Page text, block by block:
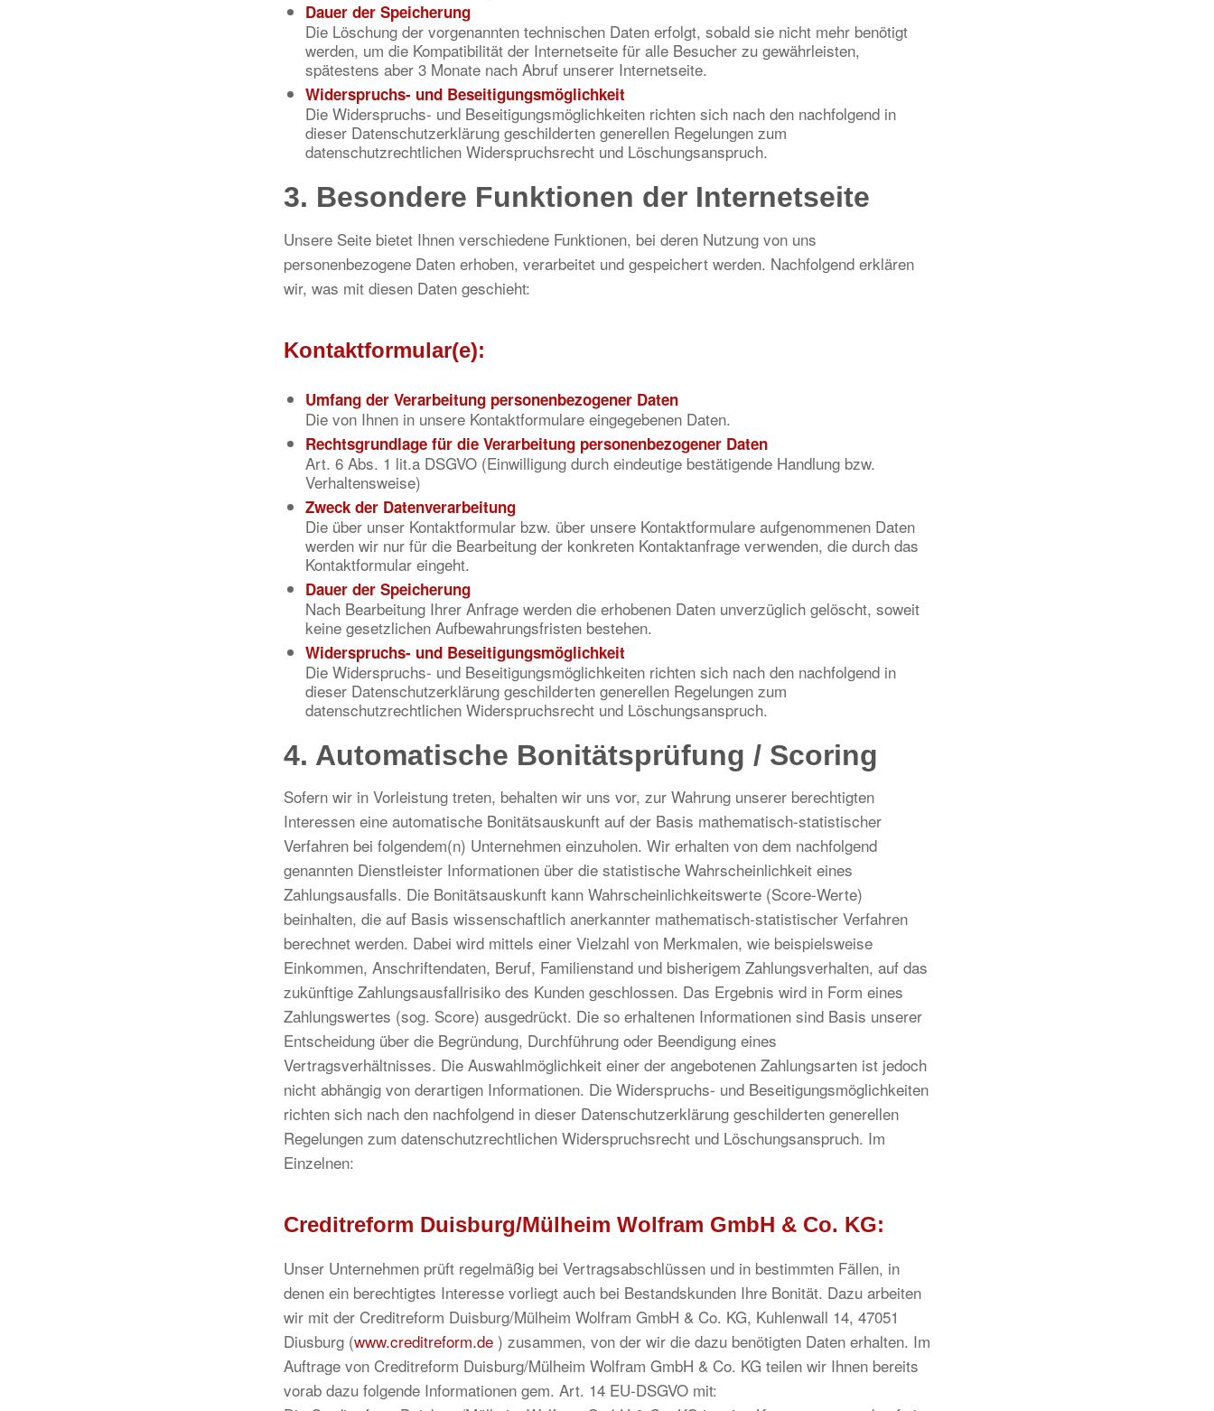
Dauer der Speicherung
Die Löschung der vorgenannten technischen Daten erfolgt, sobald sie nicht mehr benötigt
werden, um die Kompatibilität der Internetseite für alle Besucher zu gewährleisten,
spätestens aber 3 Monate nach Abruf unserer Internetseite.
Widerspruchs- und Beseitigungsmöglichkeit
Die Widerspruchs- und Beseitigungsmöglichkeiten richten sich nach den nachfolgend in
dieser Datenschutzerklärung geschilderten generellen Regelungen zum
datenschutzrechtlichen Widerspruchsrecht und Löschungsanspruch.
3. Besondere Funktionen der Internetseite
Unsere Seite bietet Ihnen verschiedene Funktionen, bei deren Nutzung von uns
personenbezogene Daten erhoben, verarbeitet und gespeichert werden. Nachfolgend erklären
wir, was mit diesen Daten geschieht:
Kontaktformular(e):
Umfang der Verarbeitung personenbezogener Daten
Die von Ihnen in unsere Kontaktformulare eingegebenen Daten.
Rechtsgrundlage für die Verarbeitung personenbezogener Daten
Art. 6 Abs. 1 lit.a DSGVO (Einwilligung durch eindeutige bestätigende Handlung bzw.
Verhaltensweise)
Zweck der Datenverarbeitung
Die über unser Kontaktformular bzw. über unsere Kontaktformulare aufgenommenen Daten
werden wir nur für die Bearbeitung der konkreten Kontaktanfrage verwenden, die durch das
Kontaktformular eingeht.
Dauer der Speicherung
Nach Bearbeitung Ihrer Anfrage werden die erhobenen Daten unverzüglich gelöscht, soweit
keine gesetzlichen Aufbewahrungsfristen bestehen.
Widerspruchs- und Beseitigungsmöglichkeit
Die Widerspruchs- und Beseitigungsmöglichkeiten richten sich nach den nachfolgend in
dieser Datenschutzerklärung geschilderten generellen Regelungen zum
datenschutzrechtlichen Widerspruchsrecht und Löschungsanspruch.
4. Automatische Bonitätsprüfung / Scoring
Sofern wir in Vorleistung treten, behalten wir uns vor, zur Wahrung unserer berechtigten
Interessen eine automatische Bonitätsauskunft auf der Basis mathematisch-statistischer
Verfahren bei folgendem(n) Unternehmen einzuholen. Wir erhalten von dem nachfolgend
genannten Dienstleister Informationen über die statistische Wahrscheinlichkeit eines
Zahlungsausfalls. Die Bonitätsauskunft kann Wahrscheinlichkeitswerte (Score-Werte)
beinhalten, die auf Basis wissenschaftlich anerkannter mathematisch-statistischer Verfahren
berechnet werden. Dabei wird mittels einer Vielzahl von Merkmalen, wie beispielsweise
Einkommen, Anschriftendaten, Beruf, Familienstand und bisherigem Zahlungsverhalten, auf das
zukünftige Zahlungsausfallrisiko des Kunden geschlossen. Das Ergebnis wird in Form eines
Zahlungswertes (sog. Score) ausgedrückt. Die so erhaltenen Informationen sind Basis unserer
Entscheidung über die Begründung, Durchführung oder Beendigung eines
Vertragsverhältnisses. Die Auswahlmöglichkeit einer der angebotenen Zahlungsarten ist jedoch
nicht abhängig von derartigen Informationen. Die Widerspruchs- und Beseitigungsmöglichkeiten
richten sich nach den nachfolgend in dieser Datenschutzerklärung geschilderten generellen
Regelungen zum datenschutzrechtlichen Widerspruchsrecht und Löschungsanspruch. Im
Einzelnen:
Creditreform Duisburg/Mülheim Wolfram GmbH & Co. KG:
Unser Unternehmen prüft regelmäßig bei Vertragsabschlüssen und in bestimmten Fällen, in
denen ein berechtigtes Interesse vorliegt auch bei Bestandskunden Ihre Bonität. Dazu arbeiten
wir mit der Creditreform Duisburg/Mülheim Wolfram GmbH & Co. KG, Kuhlenwall 14, 47051
Diusburg (www.creditreform.de) zusammen, von der wir die dazu benötigten Daten erhalten. Im
Auftrage von Creditreform Duisburg/Mülheim Wolfram GmbH & Co. KG teilen wir Ihnen bereits
vorab dazu folgende Informationen gem. Art. 14 EU-DSGVO mit: